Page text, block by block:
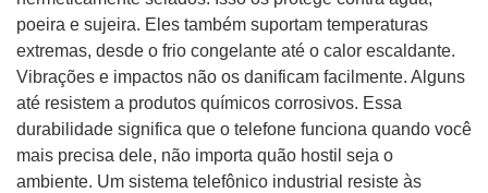
poeira e sujeira. Eles também suportam temperaturas
extremas, desde o frio congelante até o calor escaldante.
Vibrações e impactos não os danificam facilmente. Alguns
até resistem a produtos químicos corrosivos. Essa
durabilidade significa que o telefone funciona quando você
mais precisa dele, não importa quão hostil seja o
ambiente. Um sistema telefônico industrial resiste às